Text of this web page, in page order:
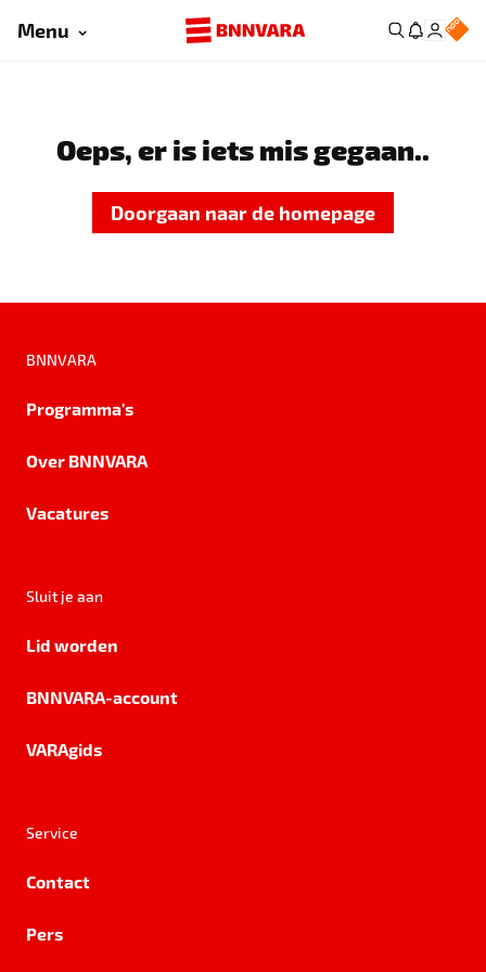
Menu
Oeps, er is iets mis gegaan..
Doorgaan naar de homepage
BNNVARA
Programma's
Over BNNVARA
Vacatures
Sluit je aan
Lid worden
BNNVARA-account
VARAgids
Service
Contact
Pers